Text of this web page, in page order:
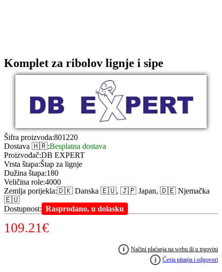
Komplet za ribolov lignje i sipe
Šifra proizvoda:801220
Dostava 🇭🇷:Besplatna dostava
Proizvođač:DB EXPERT
Vrsta štapa:Štap za lignje
Dužina štapa:180
Veličina role:4000
Zemlja porijekla:🇩🇰 Danska 🇪🇺, 🇯🇵 Japan, 🇩🇪 Njemačka
🇪🇺
Dostupnost: Rasprodano, u dolasku
109.21€
i
Načini plaćanja na webu ili u trgovini
i
Česta pitanja i odgovori